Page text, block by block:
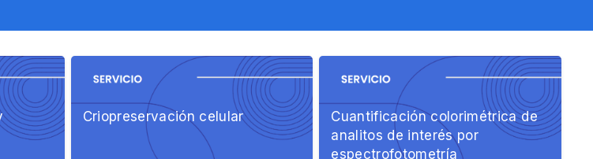
Criopreservación celular
Cuantificación colorimétrica de
analitos de interés por
espectrofotometría